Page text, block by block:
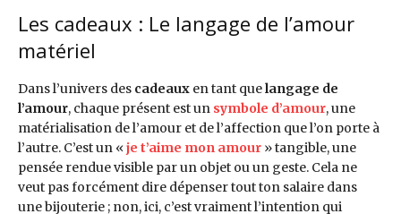
Les cadeaux : Le langage de l’amour
matériel
Dans l’univers des cadeaux en tant quelangage de
l’amour, chaque présent est un symbole d’amour, une
matérialisation de l’amour et de l’affection que l’on porte à
l’autre. C’est un «je t’aime mon amour » tangible, une
pensée rendue visible par un objet ou un geste. Cela ne
veut pas forcément dire dépenser tout ton salaire dans
une bijouterie ; non, ici, c’est vraiment l’intention qui